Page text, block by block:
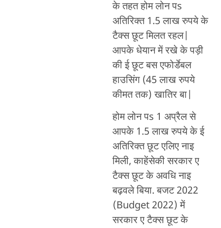
के तहत होम लोन पs
अतिरिक्त 1.5 लाख रुपये के
टैक्स छूट मिलत रहल|
आपके धेयान में रखे के पड़ी
की ई छूट बस एफोर्डेबल
हाउसिंग (45 लाख रुपये
कीमत तक) खातिर बा|
होम लोन पs 1 अप्रैल से
आपके 1.5 लाख रुपये के ई
अतिरिक्त छूट एलिए नाइ
मिली, काहेंसेकी सरकार ए
टैक्स छूट के अवधि नाइ
बढ़वले बिया. बजट 2022
(Budget 2022) में
सरकार ए टैक्स छूट के